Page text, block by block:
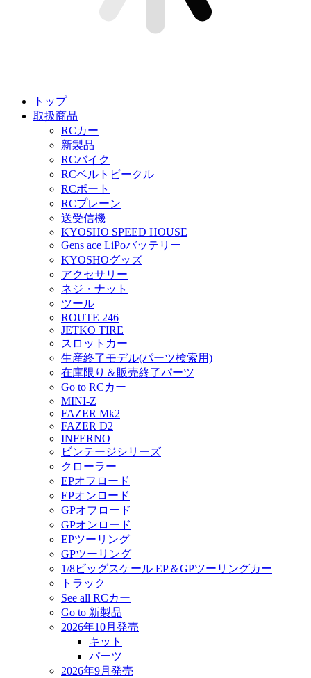
トップ
取扱商品
RCカー
新製品
RCバイク
RCベルトビークル
RCボート
RCプレーン
送受信機
KYOSHO SPEED HOUSE
Gens ace LiPoバッテリー
KYOSHOグッズ
アクセサリー
ネジ・ナット
ツール
ROUTE 246
JETKO TIRE
スロットカー
生産終了モデル(パーツ検索用)
在庫限り＆販売終了パーツ
Go to RCカー
MINI-Z
FAZER Mk2
FAZER D2
INFERNO
ビンテージシリーズ
クローラー
EPオフロード
EPオンロード
GPオフロード
GPオンロード
EPツーリング
GPツーリング
1/8ビッグスケール EP＆GPツーリングカー
トラック
See all RCカー
Go to 新製品
2026年10月発売
キット
パーツ
2026年9月発売